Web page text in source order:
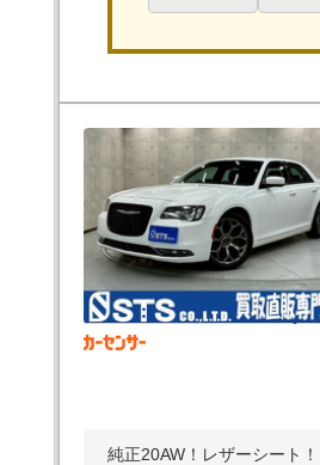
純正20AW！レザーシート